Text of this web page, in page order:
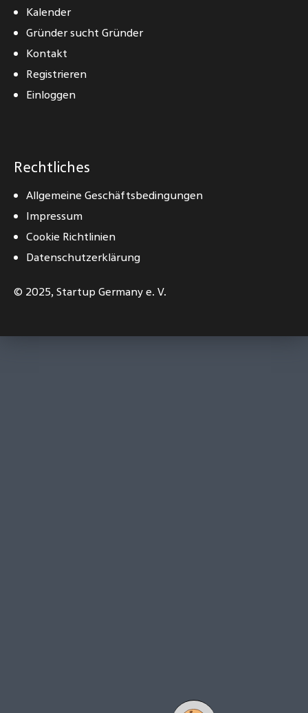
Kalender
Gründer sucht Gründer
Kontakt
Registrieren
Einloggen
Rechtliches
Allgemeine Geschäftsbedingungen
Impressum
Cookie Richtlinien
Datenschutzerklärung
© 2025,Startup Germany e. V.